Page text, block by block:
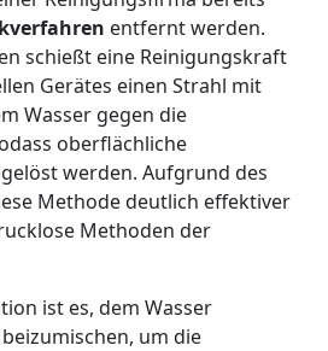
entfernt werden.
schießt eine Reinigungskraft
Gerätes einen Strahl mit
Wasser gegen die
oberflächliche
werden. Aufgrund des
Methode deutlich effektiver
Methoden der
ist es, dem Wasser
um die